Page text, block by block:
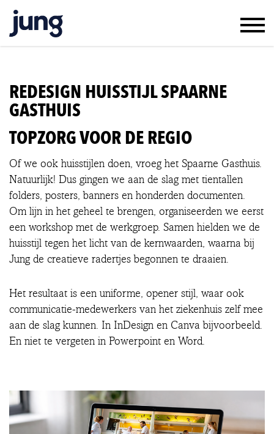
KLANTEN & JUNG
TEAM & VACATURES
CONTACT
IN ENGLISH
REDESIGN HUISSTIJL SPAARNE
GASTHUIS
TOPZORG VOOR DE REGIO
Of we ook huisstijlen doen, vroeg het Spaarne Gasthuis.
Natuurlijk! Dus gingen we aan de slag met tientallen
folders, posters, banners en honderden documenten.
Om lijn in het geheel te brengen, organiseerden we eerst
een workshop met de werkgroep. Samen hielden we de
huisstijl tegen het licht van de kernwaarden, waarna bij
Jung de creatieve radertjes begonnen te draaien.
Het resultaat is een uniforme, opener stijl, waar ook
communicatie-medewerkers van het ziekenhuis zelf mee
aan de slag kunnen. In InDesign en Canva bijvoorbeeld.
En niet te vergeten in Powerpoint en Word.